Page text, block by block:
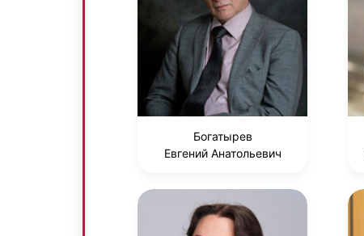
Богатырев
Евгений Анатольевич